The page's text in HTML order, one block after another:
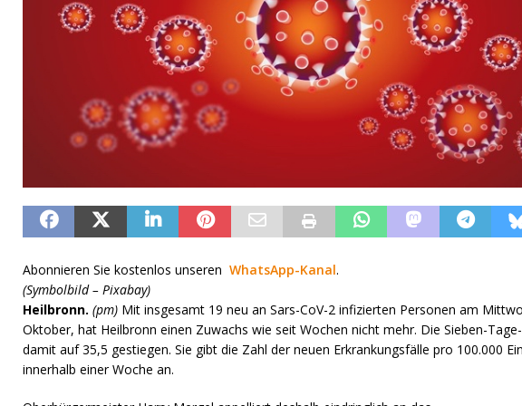
Abonnieren Sie kostenlos unseren WhatsApp-Kanal.
(Symbolbild – Pixabay)
Heilbronn. (pm) Mit insgesamt 19 neu an Sars-CoV-2 infizierten Personen am
Oktober, hat Heilbronn einen Zuwachs wie seit Wochen nicht mehr. Die Sieben-
damit auf 35,5 gestiegen. Sie gibt die Zahl der neuen Erkrankungsfälle pro 100.000
innerhalb einer Woche an.